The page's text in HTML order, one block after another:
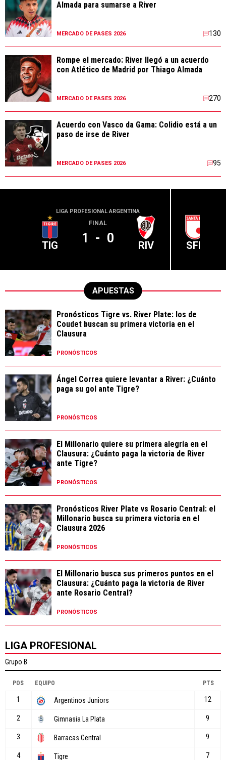
Almada para sumarse a River
MERCADO DE PASES 2026 130
Rompe el mercado: River llegó a un acuerdo
con Atlético de Madrid por Thiago Almada
MERCADO DE PASES 2026 270
Acuerdo con Vasco da Gama: Colidio está a un
paso de irse de River
MERCADO DE PASES 2026 95
LIGA PROFESIONAL ARGENTINA
TIG
FINAL
1 - 0 RIV SFE
APUESTAS
Pronósticos Tigre vs. River Plate: los de
Coudet buscan su primera victoria en el
Clausura
PRONÓSTICOS
Ángel Correa quiere levantar a River: ¿Cuánto
paga su gol ante Tigre?
PRONÓSTICOS
El Millonario quiere su primera alegría en el
Clausura: ¿Cuánto paga la victoria de River
ante Tigre?
PRONÓSTICOS
Pronósticos River Plate vs Rosario Central: el
Millonario busca su primera victoria en el
Clausura 2026
PRONÓSTICOS
El Millonario busca sus primeros puntos en el
Clausura: ¿Cuánto paga la victoria de River
ante Rosario Central?
PRONÓSTICOS
LIGA PROFESIONAL